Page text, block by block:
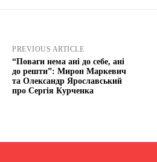
PREVIOUS ARTICLE
“Поваги нема ані до себе, ані
до решти”: Мирон Маркевич
та Олександр Ярославський
про Сергія Курченка